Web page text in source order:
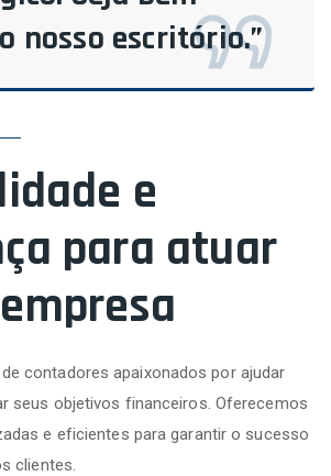
nosso escritório.”
e
para atuar
contadores apaixonados por ajudar
seus objetivos financeiros. Oferecemos
e eficientes para garantir o sucesso
clientes.